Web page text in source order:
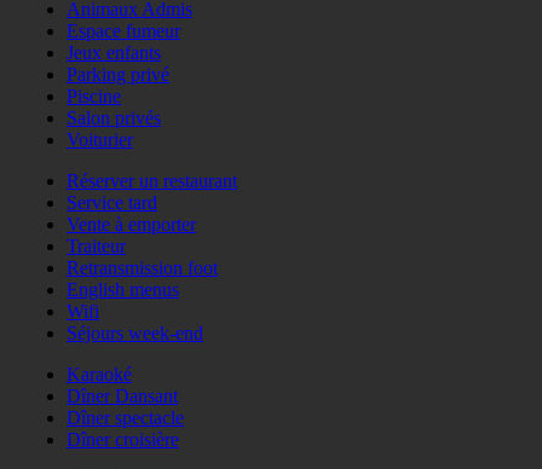
Animaux Admis
Espace fumeur
Jeux enfants
Parking privé
Piscine
Salon privés
Voiturier
Réserver un restaurant
Service tard
Vente à emporter
Traiteur
Retransmission foot
English menus
Wifi
Séjours week-end
Karaoké
Dîner Dansant
Dîner spectacle
Dîner croisière